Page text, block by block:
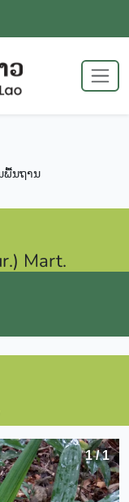
ນຖານ
Mart.
1 / 1